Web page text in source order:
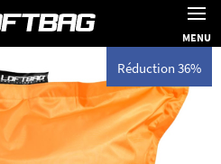
MENU
Réduction 36%